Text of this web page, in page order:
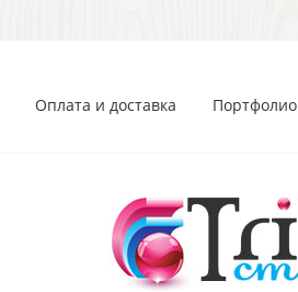
Оплата и доставка Портфолио